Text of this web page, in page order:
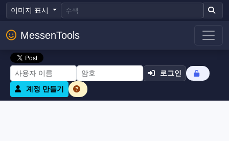
이미지 표시
MessenTools
로그인
계정 만들기